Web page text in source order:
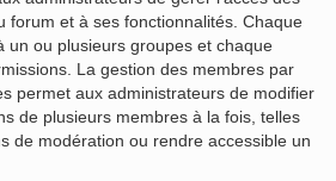
forum et à ses fonctionnalités. Chaque
un ou plusieurs groupes et chaque
La gestion des membres par
permet aux administrateurs de modifier
de plusieurs membres à la fois, telles
de modération ou rendre accessible un